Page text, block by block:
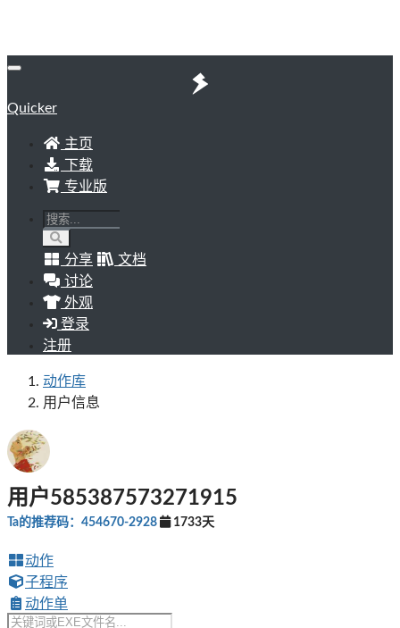
Quicker
主页
下载
专业版
分享
文档
讨论
外观
登录
注册
动作库
用户信息
用户585387573271915
Ta的推荐码：454670-2928 1733天
动作
子程序
动作单